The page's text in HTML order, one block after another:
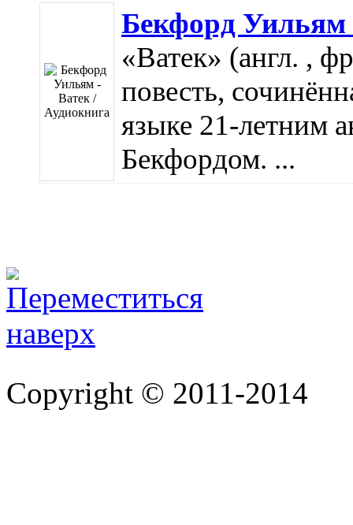
Бекфорд Уильям
«Ватек» (англ. ,
повесть,
языке 21-летним
Бекфордом. ...
Copyright © 2011-2014